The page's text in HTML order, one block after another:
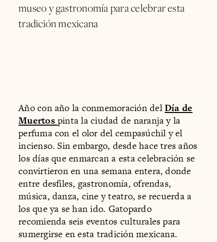
museo y gastronomía para celebrar esta
tradición mexicana
Año con año la conmemoración delDía de
Muertos pinta la ciudad de naranja y la
perfuma con el olor del cempasúchil y el
incienso. Sin embargo, desde hace tres años
los días que enmarcan a esta celebración se
convirtieron en una semana entera, donde
entre desfiles, gastronomía, ofrendas,
música, danza, cine y teatro, se recuerda a
los que ya se han ido. Gatopardo
recomienda seis eventos culturales para
sumergirse en esta tradición mexicana.